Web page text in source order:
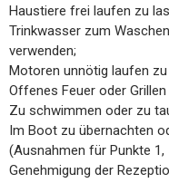
Haustiere frei laufen zu
Trinkwasser zum
verwenden;
Motoren unnötig laufen zu
Offenes Feuer oder
Zu schwimmen oder zu
Im Boot zu übernachten
(Ausnahmen für Punkte
Genehmigung der